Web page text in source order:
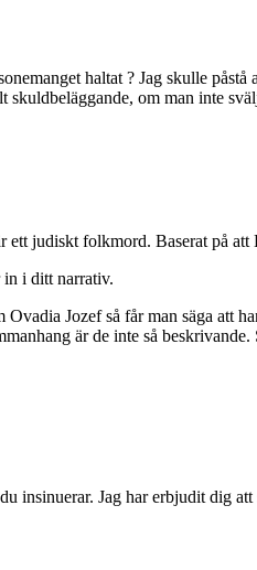
haltat ? Jag skulle
skuldbeläggande, om man inte
ett judiskt folkmord. Baserat på
in i ditt narrativ.
Jozef så får man säga att
är de inte så
insinuerar. Jag har erbjudit dig